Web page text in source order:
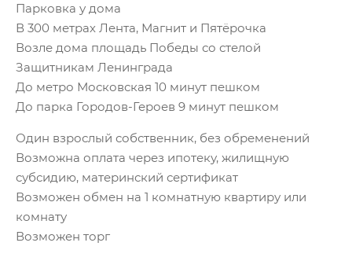
Парковка у дома
В 300 метрах Лента, Магнит и Пятёрочка
Возле дома площадь Победы со стелой
Защитникам Ленинграда
До метро Московская 10 минут пешком
До парка Городов-Героев 9 минут пешком
Один взрослый собственник, без обременений
Возможна оплата через ипотеку, жилищную
субсидию, материнский сертификат
Возможен обмен на 1 комнатную квартиру или
комнату
Возможен торг